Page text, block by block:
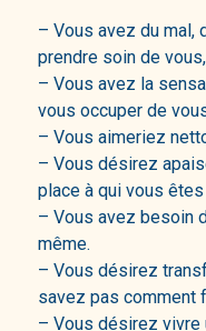
– Vous avez du mal,
prendre soin de
– Vous avez la
vous occuper de
– Vous aimeriez
– Vous désirez
place à qui vous
– Vous avez besoin
même.
– Vous désirez
savez pas comment
– Vous désirez vivre